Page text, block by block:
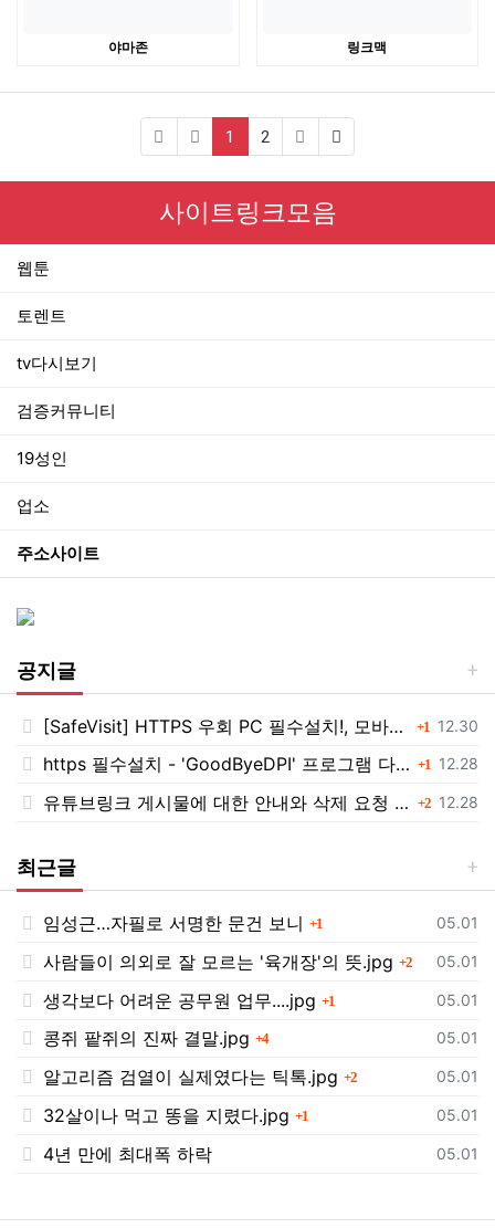
야마존 링크맥
1 (current)
2
사이트링크모음
웹툰
토렌트
tv다시보기
검증커뮤니티
19성인
업소
주소사이트
공지글
등록일
12.30
[SafeVisit] HTTPS 우회 PC 필수설치!, 모바일 최강속도 1댓글
등록일
12.28
https 필수설치 - 'GoodByeDPI' 프로그램 다운로드<< 1댓글
등록일
12.28
유튜브링크 게시물에 대한 안내와 삭제 요청 공지 2댓글
최근글
등록일
05.01
임성근…자필로 서명한 문건 보니 1
등록일
05.01
사람들이 의외로 잘 모르는 '육개장'의 뜻.jpg 2댓글
등록일
05.01
생각보다 어려운 공무원 업무....jpg 1
등록일
05.01
콩쥐 팥쥐의 진짜 결말.jpg 4댓글
등록일
05.01
알고리즘 검열이 실제였다는 틱톡.jpg 2댓글
등록일
05.01
32살이나 먹고 똥을 지렸다.jpg 1
등록일
05.01
4년 만에 최대폭 하락